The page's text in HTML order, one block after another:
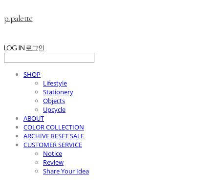
p.palette
LOG IN 로그인
SHOP
Lifestyle
Stationery
Objects
Upcycle
ABOUT
COLOR COLLECTION
ARCHIVE RESET SALE
CUSTOMER SERVICE
Notice
Review
Share Your Idea